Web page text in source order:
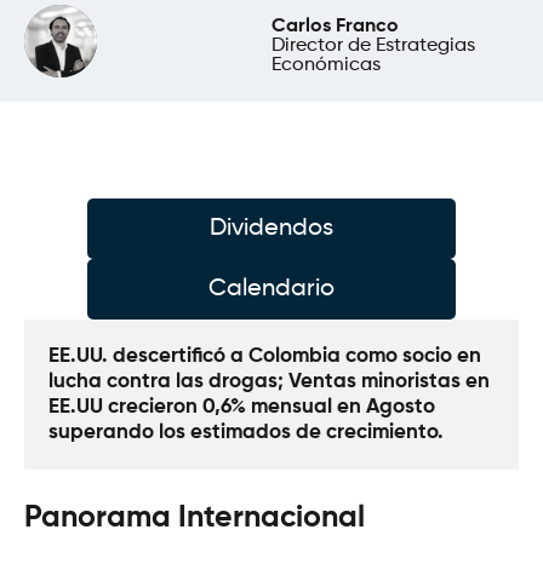
Carlos Franco
Director de Estrategias
Económicas
Dividendos
Calendario
EE.UU. descertificó a Colombia como socio en
lucha contra las drogas; Ventas minoristas en
EE.UU crecieron 0,6% mensual en Agosto
superando los estimados de crecimiento.
Panorama Internacional